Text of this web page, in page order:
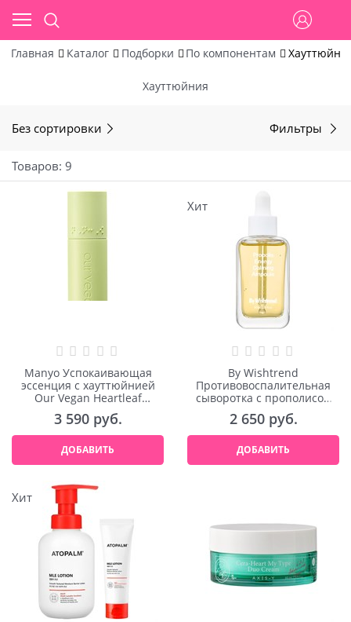
Главная Каталог Подборки По компонентам
Хауттюйния
Без сортировки Фильтры
Товаров: 9
Manyo Успокаивающая
эссенция с хауттюйнией
Our Vegan Heartleaf
Moisture Calming Essence
70ml
3 590 руб.
ДОБАВИТЬ
Хит
By Wishtrend
Противовоспалительная
сыворотка с прополисом
Energy Calming Ampoule
30ml
2 650 руб.
ДОБАВИТЬ
Хит